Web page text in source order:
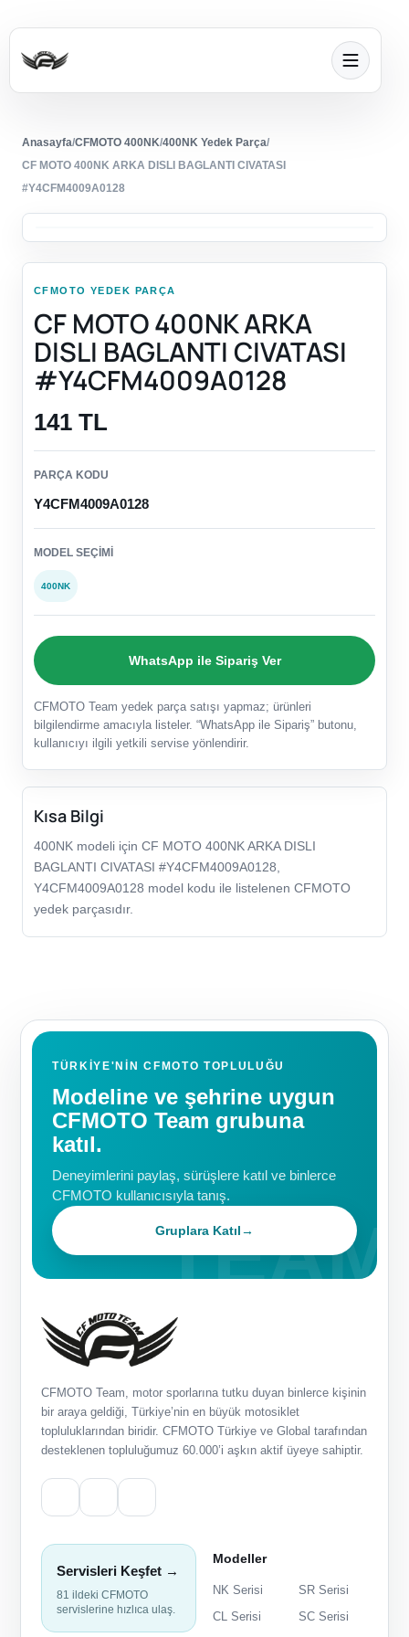
Anasayfa/CFMOTO 400NK/400NK Yedek Parça/
CF MOTO 400NK ARKA DISLI BAGLANTI CIVATASI
#Y4CFM4009A0128
CFMOTO YEDEK PARÇA
CF MOTO 400NK ARKA
DISLI BAGLANTI CIVATASI
#Y4CFM4009A0128
141 TL
PARÇA KODU
Y4CFM4009A0128
MODEL SEÇIMI
400NK
WhatsApp ile Sipariş Ver
CFMOTO Team yedek parça satışı yapmaz; ürünleri
bilgilendirme amacıyla listeler. “WhatsApp ile Sipariş” butonu,
kullanıcıyı ilgili yetkili servise yönlendirir.
Kısa Bilgi
400NK modeli için CF MOTO 400NK ARKA DISLI
BAGLANTI CIVATASI #Y4CFM4009A0128,
Y4CFM4009A0128 model kodu ile listelenen CFMOTO
yedek parçasıdır.
TÜRKIYE'NIN CFMOTO TOPLULUĞU
Modeline ve şehrine uygun
CFMOTO Team grubuna
katıl.
Deneyimlerini paylaş, sürüşlere katıl ve binlerce
CFMOTO kullanıcısıyla tanış.
Gruplara Katıl→
CFMOTO Team, motor sporlarına tutku duyan binlerce kişinin
bir araya geldiği, Türkiye’nin en büyük motosiklet
topluluklarından biridir. CFMOTO Türkiye ve Global tarafından
desteklenen topluluğumuz 60.000’i aşkın aktif üyeye sahiptir.
Servisleri Keşfet →
81 ildeki CFMOTO
servislerine hızlıca ulaş.
Modeller
NK Serisi
SR Serisi
CL Serisi
SC Serisi